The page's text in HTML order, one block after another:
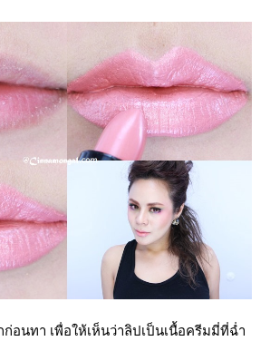
อนทา เพื่อให้เห็นว่าลิปเป็นเนื้อครีมมี่ที่ฉ่ำ